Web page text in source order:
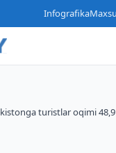
Infografika
turistlar oqimi